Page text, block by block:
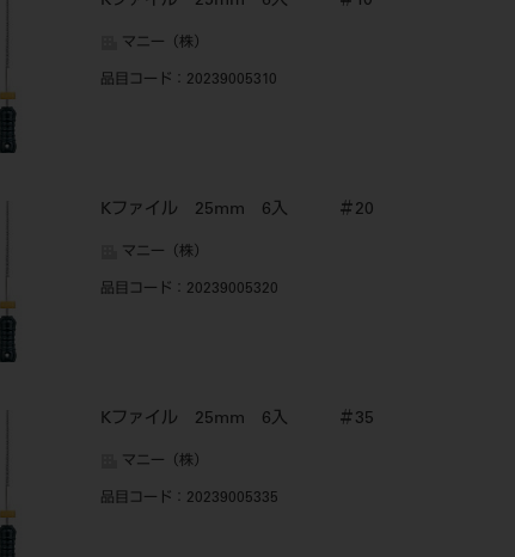
マニー（株）
品目コード ：20239005310
Kファイル 25mm 6入 ＃20
マニー（株）
品目コード ：20239005320
Kファイル 25mm 6入 ＃35
マニー（株）
品目コード ：20239005335